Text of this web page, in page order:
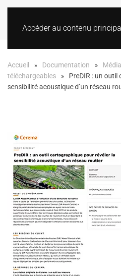
Accéder au contenu
Accueil Documentation
téléchargeables
PreDIR : un
sensibilité acoustique d’un réseau